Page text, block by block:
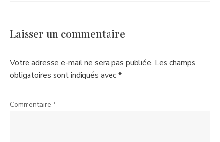
Laisser un commentaire
Votre adresse e-mail ne sera pas publiée. Les champs
obligatoires sont indiqués avec*
Commentaire *